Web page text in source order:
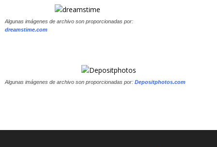
Algunas imágenes de archivo son proporcionadas por:
dreamstime.com
Algunas imágenes de archivo son proporcionadas por: Depositphotos.com